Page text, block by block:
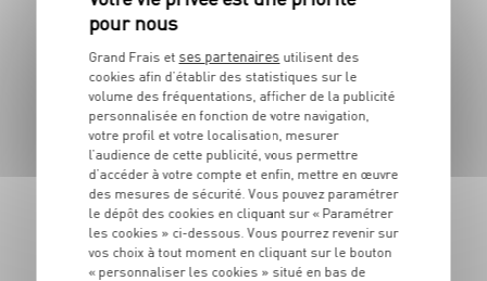
RECETTE
Camembert braisé
4 pers. 5 min 15 min
Grand Frais et ses partenaires utilisent des
cookies afin d’établir des statistiques sur le
volume des fréquentations, afficher de la publicité
personnalisée en fonction de votre navigation,
votre profil et votre localisation, mesurer
l’audience de cette publicité, vous permettre
d’accéder à votre compte et enfin, mettre en œuvre
des mesures de sécurité. Vous pouvez paramétrer
le dépôt des cookies en cliquant sur « Paramétrer
les cookies » ci-dessous. Vous pourrez revenir sur
vos choix à tout moment en cliquant sur le bouton
« personnaliser les cookies » situé en bas de